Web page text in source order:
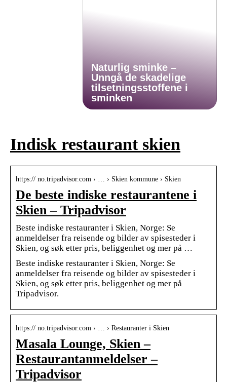
Naturlig sminke –
Unngå de skadelige
tilsetningsstoffene i
sminken
Indisk restaurant skien
https:// no.tripadvisor.com › … › Skien kommune › Skien
De beste indiske restaurantene i
Skien – Tripadvisor
Beste indiske restauranter i Skien, Norge: Se
anmeldelser fra reisende og bilder av spisesteder i
Skien, og søk etter pris, beliggenhet og mer på …
Beste indiske restauranter i Skien, Norge: Se
anmeldelser fra reisende og bilder av spisesteder i
Skien, og søk etter pris, beliggenhet og mer på
Tripadvisor.
https:// no.tripadvisor.com › … › Restauranter i Skien
Masala Lounge, Skien –
Restaurantanmeldelser –
Tripadvisor